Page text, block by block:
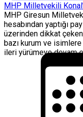
MHP Milletvekili
MHP Giresun
hesabından yaptığı
üzerinden dikkat
bazı kurum ve
ileri yürümeye devam